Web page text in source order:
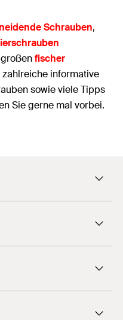
Schrauben,
fischer
informative
sowie viele Tipps
Sie gerne mal vorbei.